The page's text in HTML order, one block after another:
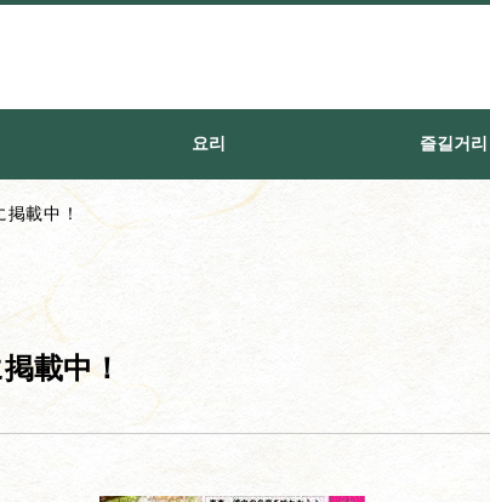
요리 즐길거리
載中！
載中！